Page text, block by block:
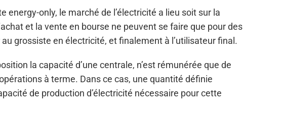
energy-only, le marché de l’électricité a lieu soit sur la
et la vente en bourse ne peuvent se faire que pour des
grossiste en électricité, et finalement à l’utilisateur final.
la capacité d’une centrale, n’est rémunérée que de
à terme. Dans ce cas, une quantité définie
de production d’électricité nécessaire pour cette